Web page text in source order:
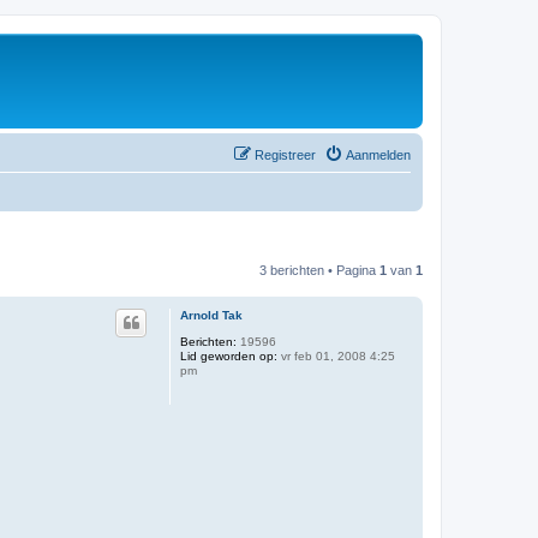
Aanmelden
Registreer
3 berichten • Pagina 1 van 1
Arnold Tak
Berichten: 19596
Lid geworden op: vr feb 01, 2008 4:25
pm